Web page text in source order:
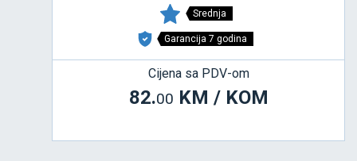
Srednja
Garancija 7 godina
Cijena sa PDV-om
82.00 KM / KOM